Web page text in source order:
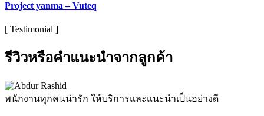
Project yanma – Vuteq
[ Testimonial ]
รีวิวหรือคำแนะนำจากลูกค้า
พนักงานทุกคนน่ารัก ให้บริการและแนะนำเป็นอย่างดี